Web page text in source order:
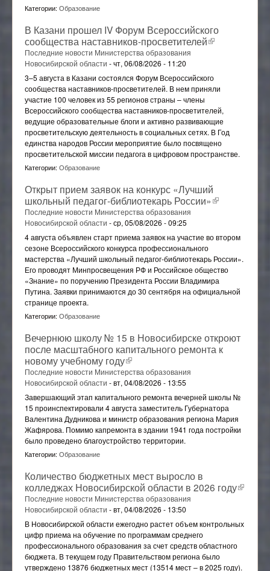
Категории: Образование
В Казани прошел IV Форум Всероссийского
сообщества наставников-просветителей(внешняя
Последние новости Министерства образования
Новосибирской области -чт, 06/08/2026 - 11:20
3–5 августа в Казани состоялся Форум Всероссийского
сообщества наставников-просветителей. В нем приняли
участие 100 человек из 55 регионов страны – члены
Всероссийского сообщества наставников-просветителей,
ведущие образовательные блоги и активно развивающие
просветительскую деятельность в социальных сетях. В Год
единства народов России мероприятие было посвящено
просветительской миссии педагога в цифровом пространстве.
Категории: Образование
Открыт прием заявок на конкурс «Лучший
школьный педагог-библиотекарь России»(внешняя
Последние новости Министерства образования
Новосибирской области -ср, 05/08/2026 - 09:25
4 августа объявлен старт приема заявок на участие во втором
сезоне Всероссийского конкурса профессионального
мастерства «Лучший школьный педагог-библиотекарь России».
Его проводят Минпросвещения РФ и Российское общество
«Знание» по поручению Президента России Владимира
Путина. Заявки принимаются до 30 сентября на официальной
странице проекта.
Категории: Образование
Вечернюю школу № 15 в Новосибирске откроют
после масштабного капитального ремонта к
новому учебному году(внешняя ссылка)
Последние новости Министерства образования
Новосибирской области -вт, 04/08/2026 - 13:55
Завершающий этап капитального ремонта вечерней школы №
15 проинспектировали 4 августа заместитель Губернатора
Валентина Дудникова и министр образования региона Мария
Жафярова. Помимо капремонта в здании 1941 года постройки
было проведено благоустройство территории.
Категории: Образование
Количество бюджетных мест выросло в
колледжах Новосибирской области в 2026 году
Последние новости Министерства образования
Новосибирской области -вт, 04/08/2026 - 13:50
В Новосибирской области ежегодно растет объем контрольных
цифр приема на обучение по программам среднего
профессионального образования за счет средств областного
бюджета. В текущем году Правительством региона было
утверждено 13876 бюджетных мест (13514 мест – в 2025 году).